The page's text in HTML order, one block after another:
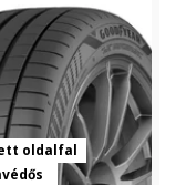
oldalfal